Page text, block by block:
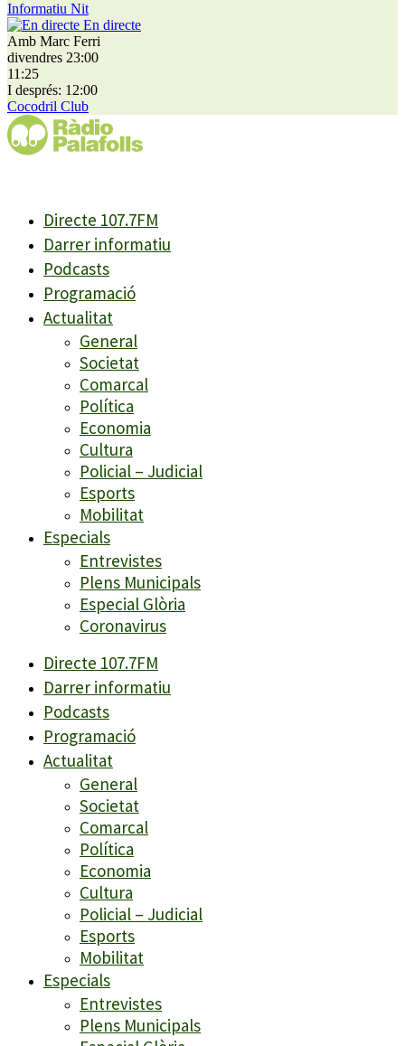
Informatiu Nit
En directe
Amb Marc Ferri
divendres 23:00
11:25
I després: 12:00
Cocodril Club
Directe 107.7FM
Darrer informatiu
Podcasts
Programació
Actualitat
General
Societat
Comarcal
Política
Economia
Cultura
Policial – Judicial
Esports
Mobilitat
Especials
Entrevistes
Plens Municipals
Especial Glòria
Coronavirus
Directe 107.7FM
Darrer informatiu
Podcasts
Programació
Actualitat
General
Societat
Comarcal
Política
Economia
Cultura
Policial – Judicial
Esports
Mobilitat
Especials
Entrevistes
Plens Municipals